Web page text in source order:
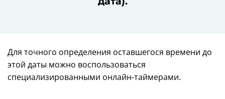
Для точного определения оставшегося времени до
этой даты можно воспользоваться
специализированными онлайн-таймерами.